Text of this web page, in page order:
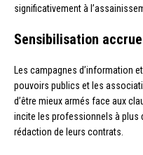
significativement à
Sensibilisation
Les campagnes d’information
pouvoirs publics et les
d’être mieux armés face aux
incite les professionnels à plus
rédaction de leurs contrats.